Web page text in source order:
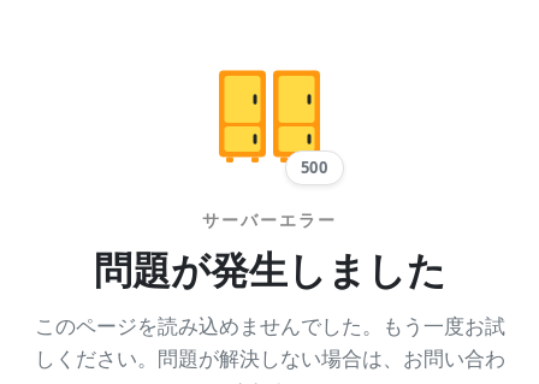
500
サーバーエラー
問題が発生しました
このページを読み込めませんでした。もう一度お試
しください。問題が解決しない場合は、お問い合わ